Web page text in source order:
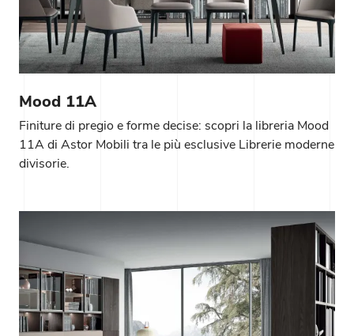
Mood 11A
Finiture di pregio e forme decise: scopri la libreria Mood
11A di Astor Mobili tra le più esclusive Librerie moderne
divisorie.